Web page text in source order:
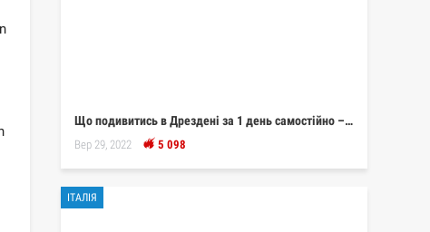
Що подивитись в Дрездені за 1 день самостійно –…
Вер 29, 2022 5 098
ІТАЛІЯ